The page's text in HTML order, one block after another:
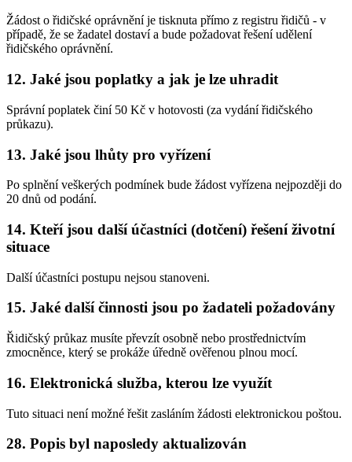
Žádost o řidičské oprávnění je tisknuta přímo z registru řidičů - v
případě, že se žadatel dostaví a bude požadovat řešení udělení
řidičského oprávnění.
12. Jaké jsou poplatky a jak je lze uhradit
Správní poplatek činí 50 Kč v hotovosti (za vydání řidičského
průkazu).
13. Jaké jsou lhůty pro vyřízení
Po splnění veškerých podmínek bude žádost vyřízena nejpozději do
20 dnů od podání.
14. Kteří jsou další účastníci (dotčení) řešení životní
situace
Další účastníci postupu nejsou stanoveni.
15. Jaké další činnosti jsou po žadateli požadovány
Řidičský průkaz musíte převzít osobně nebo prostřednictvím
zmocněnce, který se prokáže úředně ověřenou plnou mocí.
16. Elektronická služba, kterou lze využít
Tuto situaci není možné řešit zasláním žádosti elektronickou poštou.
28. Popis byl naposledy aktualizován